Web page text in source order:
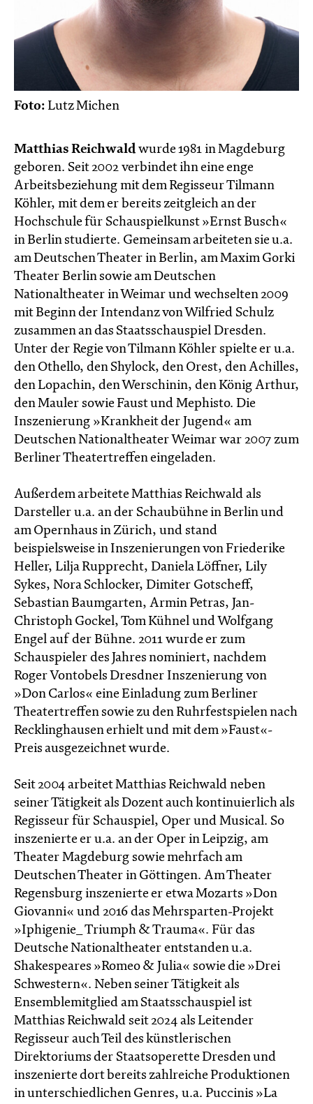
Foto: Lutz Michen
Matthias Reichwaldwurde 1981 in Magdeburg
geboren. Seit 2002 verbindet ihn eine enge
Arbeitsbeziehung mit dem Regisseur Tilmann
Köhler, mit dem er bereits zeitgleich an der
Hochschule für Schauspielkunst »Ernst Busch«
in Berlin studierte. Gemeinsam arbeiteten sie u.a.
am Deutschen Theater in Berlin, am Maxim Gorki
Theater Berlin sowie am Deutschen
Nationaltheater in Weimar und wechselten 2009
mit Beginn der Intendanz von Wilfried Schulz
zusammen an das Staatsschauspiel Dresden.
Unter der Regie von Tilmann Köhler spielte er u.a.
den Othello, den Shylock, den Orest, den Achilles,
den Lopachin, den Werschinin, den König Arthur,
den Mauler sowie Faust und Mephisto. Die
Inszenierung »Krankheit der Jugend« am
Deutschen Nationaltheater Weimar war 2007 zum
Berliner Theatertreffen eingeladen.
Außerdem arbeitete Matthias Reichwald als
Darsteller u.a. an der Schaubühne in Berlin und
am Opernhaus in Zürich, und stand
beispielsweise in Inszenierungen von Friederike
Heller, Lilja Rupprecht, Daniela Löffner, Lily
Sykes, Nora Schlocker, Dimiter Gotscheff,
Sebastian Baumgarten, Armin Petras, Jan-
Christoph Gockel, Tom Kühnel und Wolfgang
Engel auf der Bühne. 2011 wurde er zum
Schauspieler des Jahres nominiert, nachdem
Roger Vontobels Dresdner Inszenierung von
»Don Carlos« eine Einladung zum Berliner
Theatertreffen sowie zu den Ruhrfestspielen nach
Recklinghausen erhielt und mit dem »Faust«-
Preis ausgezeichnet wurde.
Seit 2004 arbeitet Matthias Reichwald neben
seiner Tätigkeit als Dozent auch kontinuierlich als
Regisseur für Schauspiel, Oper und Musical. So
inszenierte er u.a. an der Oper in Leipzig, am
Theater Magdeburg sowie mehrfach am
Deutschen Theater in Göttingen. Am Theater
Regensburg inszenierte er etwa Mozarts »Don
Giovanni« und 2016 das Mehrsparten-Projekt
»Iphigenie_ Triumph & Trauma«. Für das
Deutsche Nationaltheater entstanden u.a.
Shakespeares »Romeo & Julia« sowie die »Drei
Schwestern«. Neben seiner Tätigkeit als
Ensemblemitglied am Staatsschauspiel ist
Matthias Reichwald seit 2024 als Leitender
Regisseur auch Teil des künstlerischen
Direktoriums der Staatsoperette Dresden und
inszenierte dort bereits zahlreiche Produktionen
in unterschiedlichen Genres, u.a. Puccinis »La